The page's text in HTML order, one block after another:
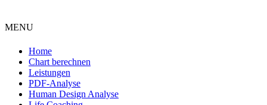
MENU
Home
Chart berechnen
Leistungen
PDF-Analyse
Human Design Analyse